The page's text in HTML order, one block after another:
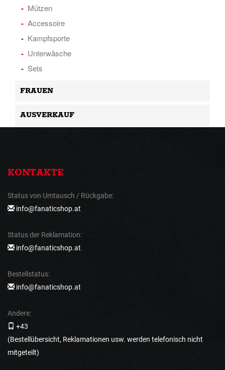
Mützen
Accessoire
Kampfsporte
Unterwäsche
Sets
FRAUEN
AUSVERKAUF
KONTAKTE
Status von Umtausch / Rückgabe:
info@fanaticshop.at
Status der Reklamation:
info@fanaticshop.at
Bestellstatus:
info@fanaticshop.at
Andere:
+43
(Bestellübersicht, Reklamationen usw. werden telefonisch nicht
mitgeteilt)